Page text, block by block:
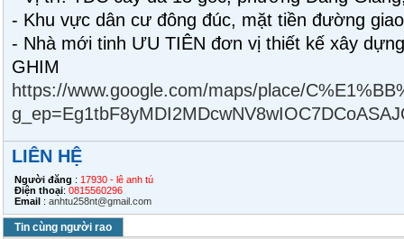
- Khu vực dân cư đông đúc, mặt tiền đường
- Nhà mới tinh ƯU TIÊN đơn vị thiết kế xây dựng
https://www.google.com/maps/place/
LIÊN HỆ
Người đăng : 17930 - lê anh tú
Điện thoại: 0815560296
Email : anhtu258nt@gmail.com
Tin cùng người rao